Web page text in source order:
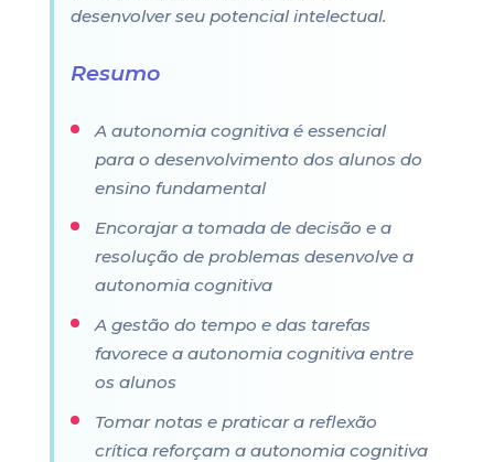
desenvolver seu potencial intelectual.
Resumo
A autonomia cognitiva é essencial
para o desenvolvimento dos alunos do
ensino fundamental
Encorajar a tomada de decisão e a
resolução de problemas desenvolve a
autonomia cognitiva
A gestão do tempo e das tarefas
favorece a autonomia cognitiva entre
os alunos
Tomar notas e praticar a reflexão
crítica reforçam a autonomia cognitiva